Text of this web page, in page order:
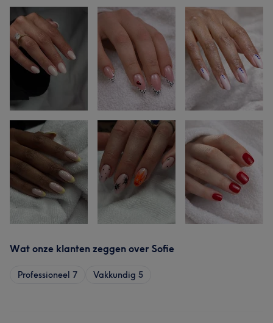
Wat onze klanten zeggen over Sofie
Professioneel 7 Vakkundig 5